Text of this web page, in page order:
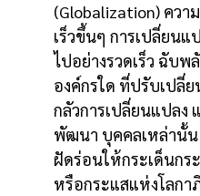
(Globalization) ควา
เร็วขึ้นๆ การเปลี่ยนแ
ไปอย่างรวดเร็ว ฉับ
องค์กรใด ที่ปรับเปลี่
กลัวการเปลี่ยนแปลง
พัฒนา บุคคลเหล่านั้น
ฝัดร่อนให้กระเด็นก
หรือกระแสแห่งโลก